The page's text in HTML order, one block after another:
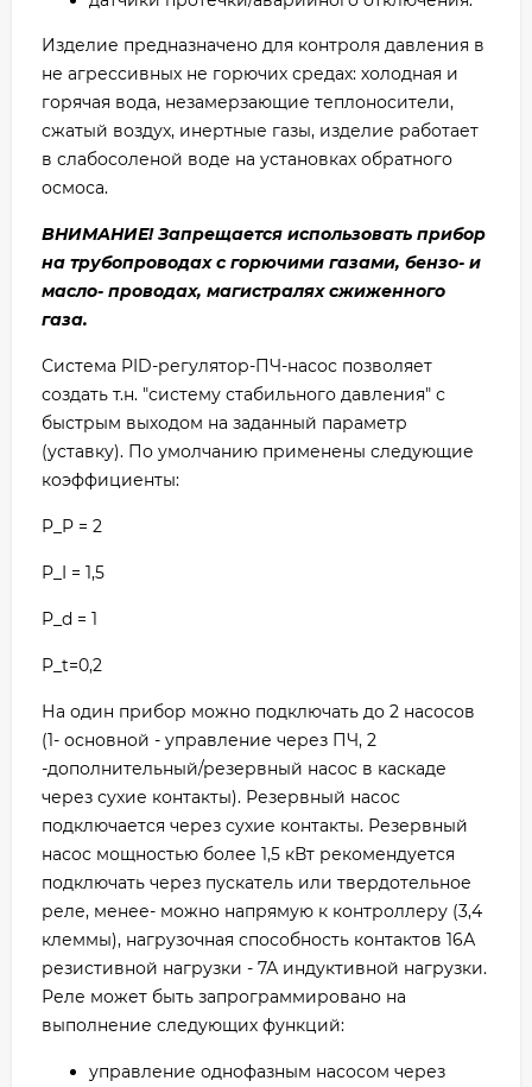
Изделие предназначено для контроля давления в
не агрессивных не горючих средах: холодная и
горячая вода, незамерзающие теплоносители,
сжатый воздух, инертные газы, изделие работает
в слабосоленой воде на установках обратного
осмоса.
ВНИМАНИЕ! Запрещается использовать прибор
на трубопроводах с горючими газами, бензо- и
масло- проводах, магистралях сжиженного
газа.
Система PID-регулятор-ПЧ-насос позволяет
создать т.н. "систему стабильного давления" с
быстрым выходом на заданный параметр
(уставку). По умолчанию применены следующие
коэффициенты:
P_P = 2
P_I = 1,5
P_d = 1
P_t=0,2
На один прибор можно подключать до 2 насосов
(1- основной - управление через ПЧ, 2
-дополнительный/резервный насос в каскаде
через сухие контакты). Резервный насос
подключается через сухие контакты. Резервный
насос мощностью более 1,5 кВт рекомендуется
подключать через пускатель или твердотельное
реле, менее- можно напрямую к контроллеру (3,4
клеммы), нагрузочная способность контактов 16А
резистивной нагрузки - 7А индуктивной нагрузки.
Реле может быть запрограммировано на
выполнение следующих функций:
управление однофазным насосом через